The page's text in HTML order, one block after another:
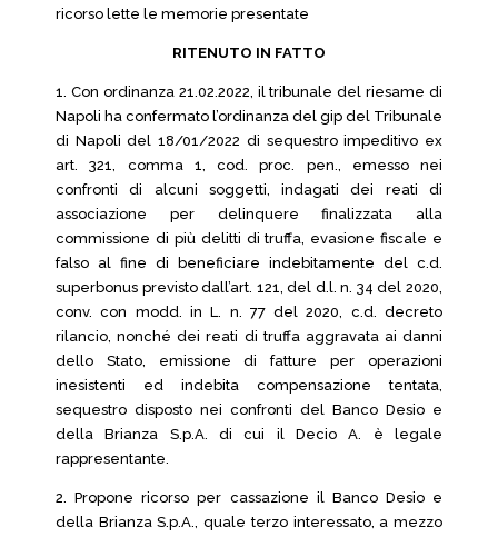
ricorso lette le memorie presentate
RITENUTO IN FATTO
1. Con ordinanza 21.02.2022, il tribunale del riesame di
Napoli ha confermato l’ordinanza del gip del Tribunale
di Napoli del 18/01/2022 di sequestro impeditivo ex
art. 321, comma 1, cod. proc. pen., emesso nei
confronti di alcuni soggetti, indagati dei reati di
associazione per delinquere finalizzata alla
commissione di più delitti di truffa, evasione fiscale e
falso al fine di beneficiare indebitamente del c.d.
superbonus previsto dall’art. 121, del d.l. n. 34 del 2020,
conv. con modd. in L. n. 77 del 2020, c.d. decreto
rilancio, nonché dei reati di truffa aggravata ai danni
dello Stato, emissione di fatture per operazioni
inesistenti ed indebita compensazione tentata,
sequestro disposto nei confronti del Banco Desio e
della Brianza S.p.A. di cui il Decio A. è legale
rappresentante.
2. Propone ricorso per cassazione il Banco Desio e
della Brianza S.p.A., quale terzo interessato, a mezzo